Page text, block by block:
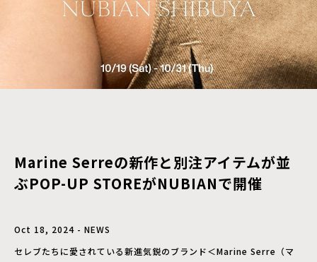
Marine Serreの新作と別注アイテムが並
ぶPOP-UP STOREがNUBIANで開催
Oct 18, 2024 - NEWS
セレブたちに愛されている新進気鋭のブランド＜Marine Serre（マ